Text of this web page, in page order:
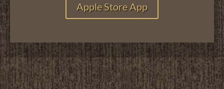
Apple Store App